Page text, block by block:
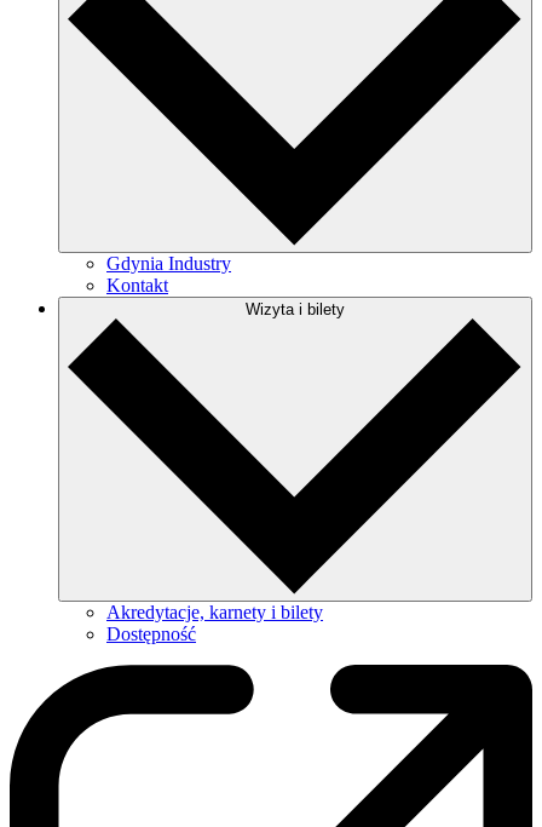
Gdynia Industry
Kontakt
Wizyta i bilety
Akredytacje, karnety i bilety
Dostępność